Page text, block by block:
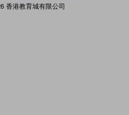
香港教育城有限公司